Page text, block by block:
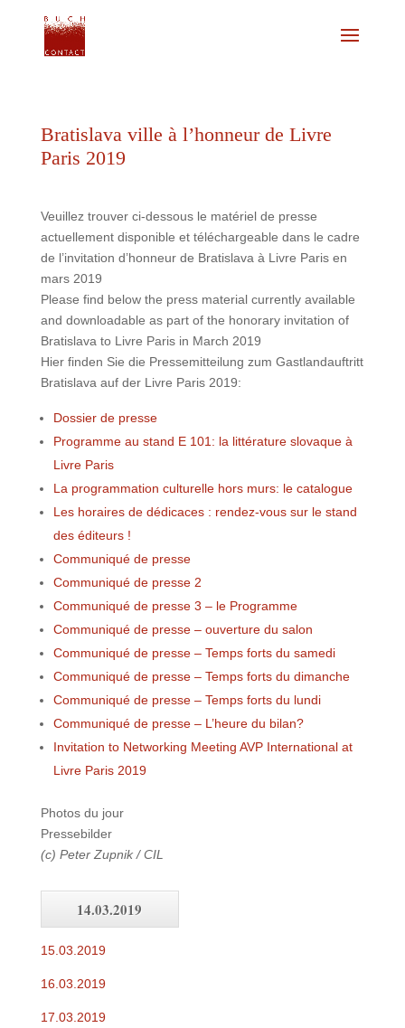
Bratislava ville à l’honneur de Livre
Paris 2019
Veuillez trouver ci-dessous le matériel de presse
actuellement disponible et téléchargeable dans le cadre
de l’invitation d’honneur de Bratislava à Livre Paris en
mars 2019
Please find below the press material currently available
and downloadable as part of the honorary invitation of
Bratislava to Livre Paris in March 2019
Hier finden Sie die Pressemitteilung zum Gastlandauftritt
Bratislava auf der Livre Paris 2019:
Dossier de presse
Programme au stand E 101: la littérature slovaque à
Livre Paris
La programmation culturelle hors murs: le catalogue
Les horaires de dédicaces : rendez-vous sur le stand
des éditeurs !
Communiqué de presse
Communiqué de presse 2
Communiqué de presse 3 – le Programme
Communiqué de presse – ouverture du salon
Communiqué de presse – Temps forts du samedi
Communiqué de presse – Temps forts du dimanche
Communiqué de presse – Temps forts du lundi
Communiqué de presse – L’heure du bilan?
Invitation to Networking Meeting AVP International at
Livre Paris 2019
Photos du jour
Pressebilder
(c) Peter Zupnik / CIL
14.03.2019
15.03.2019
16.03.2019
17.03.2019